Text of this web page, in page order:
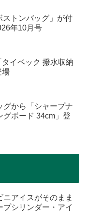
ストンバッグ」が付
年10月号
イベック 撥水収納
場
グから「シャープナ
グボード 34cm」登
ニアイスがそのまま
プシリンダー・アイ